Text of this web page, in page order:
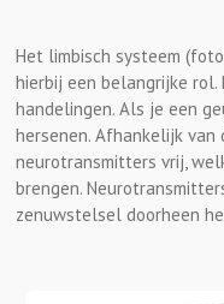
Het limbisch systeem
hierbij een belangrijke
handelingen. Als je een
hersenen. Afhankelijk
neurotransmitters vrij,
brengen.
zenuwstelsel doorheen